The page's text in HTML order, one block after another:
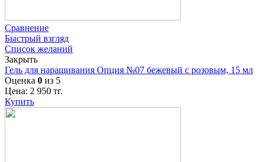
Сравнение
Быстрый взгляд
Список желаний
Закрыть
Гель для наращивания Опция №07 бежевый с розовым, 15 мл
Оценка 0 из 5
Цена: 2 950 тг.
Купить